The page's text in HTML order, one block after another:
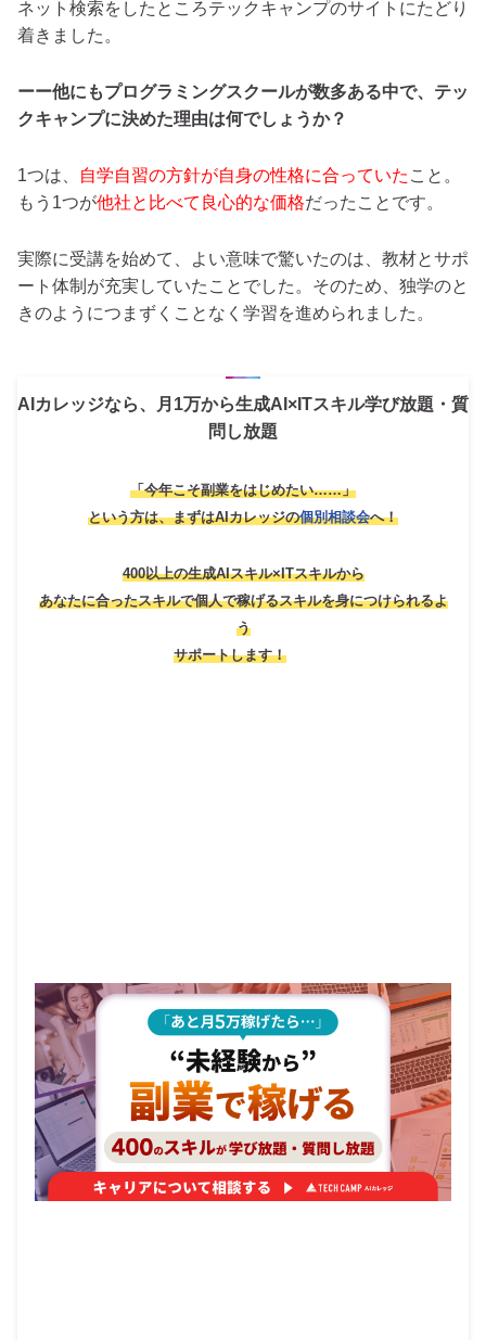
ネット検索をしたところテックキャンプのサイトにたどり
着きました。
ーー他にもプログラミングスクールが数多ある中で、テッ
クキャンプに決めた理由は何でしょうか？
1つは、 自学自習の方針が自身の性格に合っていた こと。
もう1つが他社と比べて良心的な価格だったことです。
実際に受講を始めて、よい意味で驚いたのは、教材とサポ
ート体制が充実していたことでした。そのため、独学のと
きのようにつまずくことなく学習を進められました。
AIカレッジなら、月1万から生成AI×ITスキル学び放題・質
問し放題
「今年こそ副業をはじめたい……」
という方は、まずはAIカレッジの個別相談会へ！
400以上の生成AIスキル×ITスキルから
あなたに合ったスキルで個人で稼げるスキルを身につけられるよ
う
サポートします！